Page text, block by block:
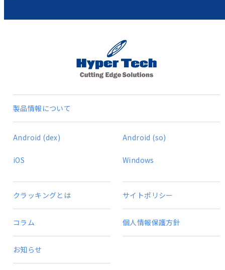
製品情報について
Android (dex) Android (so)
iOS Windows
クラッキングとは
コラム
お知らせ
サイトポリシー
個人情報保護方針